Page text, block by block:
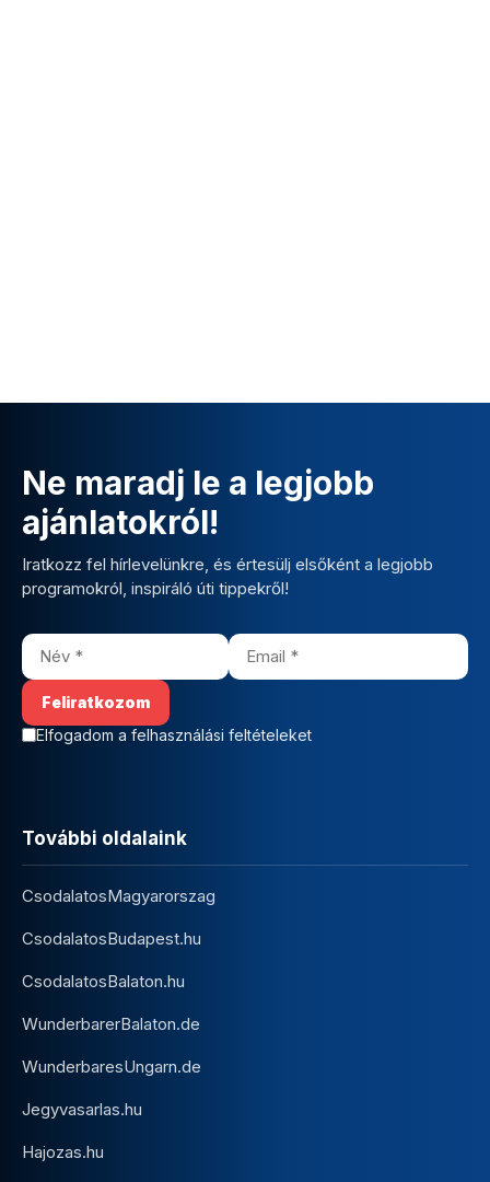
Ne maradj le a legjobb
ajánlatokról!
Iratkozz fel hírlevelünkre, és értesülj elsőként a legjobb
programokról, inspiráló úti tippekről!
Elfogadom a felhasználási feltételeket
További oldalaink
CsodalatosMagyarorszag
CsodalatosBudapest.hu
CsodalatosBalaton.hu
WunderbarerBalaton.de
WunderbaresUngarn.de
Jegyvasarlas.hu
Hajozas.hu